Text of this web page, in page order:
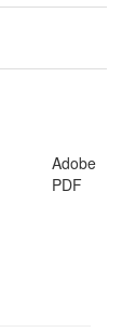
Adobe
PDF